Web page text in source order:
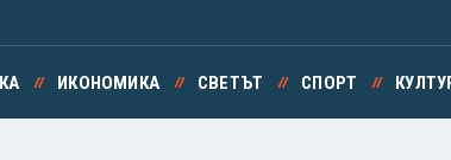
ИКОНОМИКА СВЕТЪТ СПОРТ